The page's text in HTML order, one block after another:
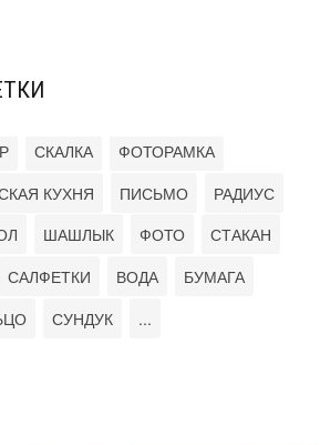
СКАЛКА
ФОТОРАМКА
КУХНЯ ПИСЬМО
РАДИУС
ШАШЛЫК ФОТО
СТАКАН
САЛФЕТКИ ВОДА
БУМАГА
СУНДУК ...